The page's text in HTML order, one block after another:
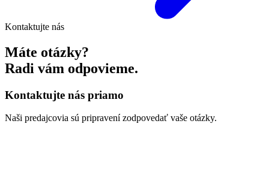
Kontaktujte nás
Máte otázky?
Radi vám odpovieme.
Kontaktujte nás priamo
Naši predajcovia sú pripravení zodpovedať vaše otázky.